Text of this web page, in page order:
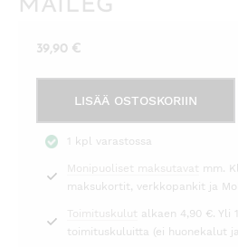
MAILEG
39,90 €
Maileg
määrä
LISÄÄ OSTOSKORIIN
1 kpl varastossa
Monipuoliset maksutavat mm.
maksukortit, verkkopankit ja
Toimituskulut alkaen 4,90 €. Yli
toimituskuluitta (ei huonekalut